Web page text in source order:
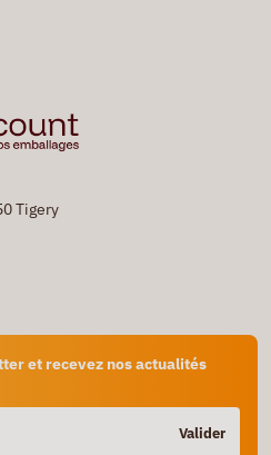
Tigery
et recevez nos actualités
Valider